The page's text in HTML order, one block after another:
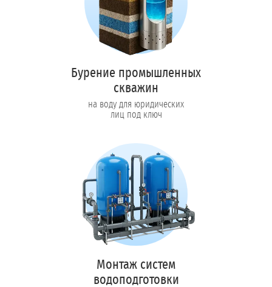
Бурение промышленных
скважин
на воду для юридических
лиц под ключ
Монтаж систем
водоподготовки